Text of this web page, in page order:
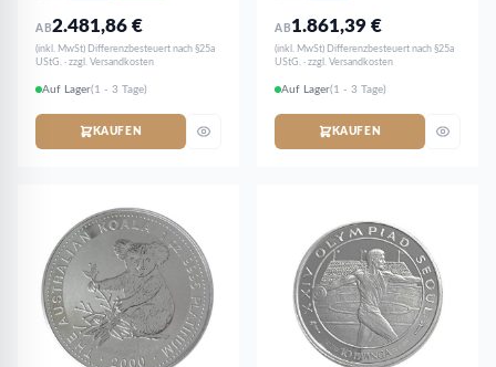
AB2.481,86€
(inkl. MwSt) Differenzbesteuert nach §25a
UStG. · zzgl. Versandkosten
Auf Lager(1 - 3 Tage)
KAUFEN
AB 1.861,39€
(inkl. MwSt) Differenzbesteuert nach §25a
UStG. · zzgl. Versandkosten
Auf Lager(1 - 3 Tage)
KAUFEN